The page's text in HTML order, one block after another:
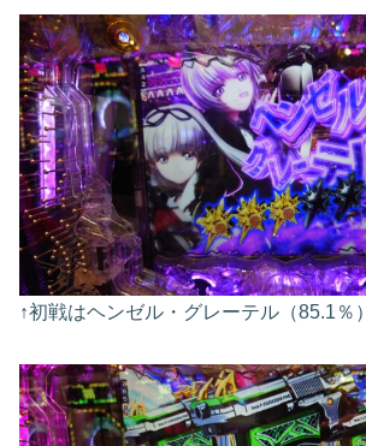
↑初戦はヘンゼル・グレーテル（85.1％）